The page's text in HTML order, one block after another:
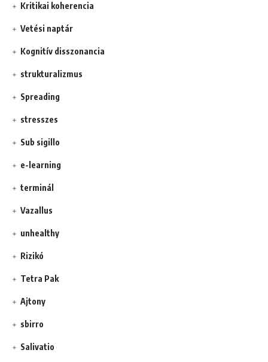
Kritikai koherencia
Vetési naptár
Kognitív disszonancia
strukturalizmus
Spreading
stresszes
Sub sigillo
e-learning
terminál
Vazallus
unhealthy
Rizikó
Tetra Pak
Ajtony
sbirro
Salivatio